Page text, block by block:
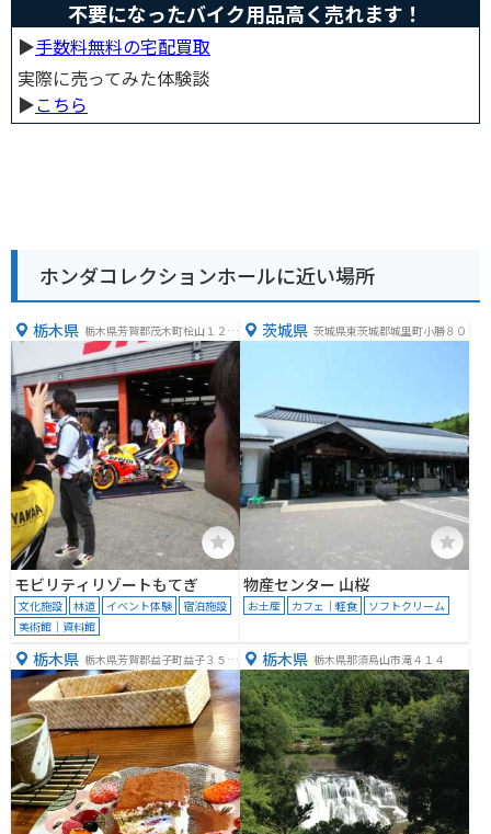
不要になったバイク用品高く売れます！
▶︎手数料無料の宅配買取
実際に売ってみた体験談
▶︎こちら
ホンダコレクションホールに近い場所
栃木県 栃木県芳賀郡茂木町桧山１２０
−１
モビリティリゾートもてぎ
文化施設 林道 イベント体験
宿泊施設
美術館｜資料館
茨城県 茨城県東茨城郡城里町小勝８０
物産センター 山桜
お土産 カフェ｜軽食 ソフトクリーム
栃木県 栃木県芳賀郡益子町益子３５２
７−７
栃木県 栃木県那須烏山市滝４１４